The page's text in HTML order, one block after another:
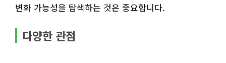
변화 가능성을 탐색하는 것은 중요합니다.
다양한 관점